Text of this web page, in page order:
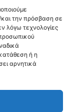
την πρόσβαση σε
λόγω τεχνολογίες
ή η
αρνητικά